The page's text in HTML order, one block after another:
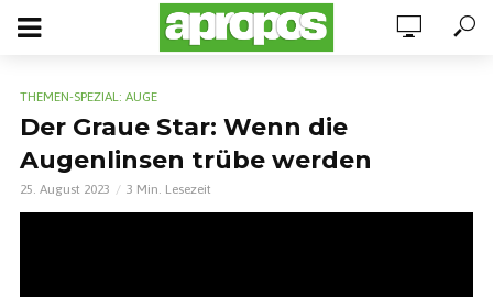
THEMEN-SPEZIAL: AUGE
Der Graue Star: Wenn die
Augenlinsen trübe werden
25. August 2023 3 Min. Lesezeit